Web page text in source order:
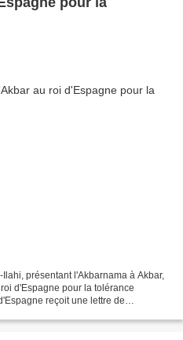
présentant l'Akbarnama à Akbar,
d'Espagne pour la tolérance
reçoit une lettre de